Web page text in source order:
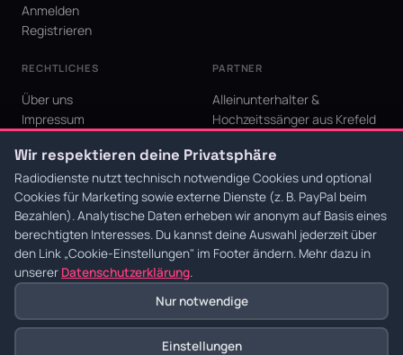
Anmelden
Registrieren
RECHTLICHES
Über uns
Impressum
AGB
Cookie-Einstellungen
PARTNER
Alleinunterhalter &
Hochzeitssänger aus Krefeld
Krefeld für den Niederrhein
© 2026 Radiodienste. Alle Rechte vorbehalten.·Datenschutz·AGB·
Impressum
Wir respektieren deine Privatsphäre
Radiodienste nutzt technisch notwendige Cookies und optional
Cookies für Marketing sowie externe Dienste (z. B. PayPal beim
Bezahlen). Analytische Daten erheben wir anonym auf Basis eines
berechtigten Interesses. Du kannst deine Auswahl jederzeit über
den Link „Cookie-Einstellungen" im Footer ändern. Mehr dazu in
unserer Datenschutzerklärung.
Nur notwendige
Einstellungen